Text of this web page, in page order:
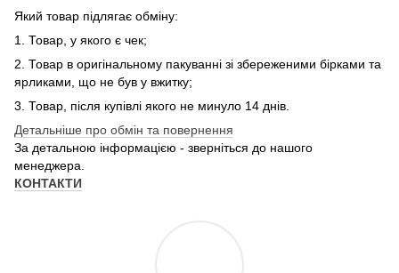
Який товар підлягає обміну:
1. Товар, у якого є чек;
2. Товар в оригінальному пакуванні зі збереженими бірками та
ярликами, що не був у вжитку;
3. Товар, після купівлі якого не минуло 14 днів.
Детальніше про обмін та повернення
За детальною інформацією - зверніться до нашого
менеджера.
КОНТАКТИ